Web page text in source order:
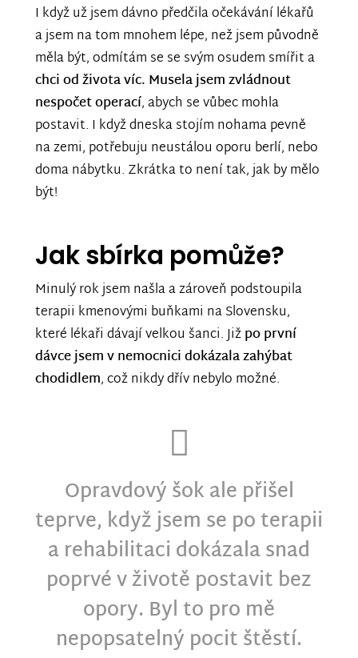
I když už jsem dávno předčila očekávání lékařů
a jsem na tom mnohem lépe, než jsem původně
měla být, odmítám se se svým osudem smířit a
chci od života víc. Musela jsem zvládnout
nespočet operací, abych se vůbec mohla
postavit. I když dneska stojím nohama pevně
na zemi, potřebuju neustálou oporu berlí, nebo
doma nábytku. Zkrátka to není tak, jak by mělo
být!
Jak sbírka pomůže?
Minulý rok jsem našla a zároveň podstoupila
terapii kmenovými buňkami na Slovensku,
které lékaři dávají velkou šanci. Jižpo první
dávce jsem v nemocnici dokázala zahýbat
chodidlem, což nikdy dřív nebylo možné.
Opravdový šok ale přišel
teprve, když jsem se po terapii
a rehabilitaci dokázala snad
poprvé v životě postavit bez
opory. Byl to pro mě
nepopsatelný pocit štěstí.